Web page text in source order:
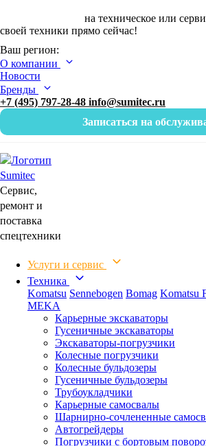
на техническое или
своей техники прямо сейчас!
Ваш регион:
О компании
Новости
Бренды
+7 (495) 797-28-48 info@sumitec.ru
Записаться на
Сервис,
ремонт и
поставка
спецтехники
Услуги и сервис
Техника
Komatsu Sennebogen Bomag Komatsu
MEKA
Карьерные экскаваторы
Гусеничные экскаваторы
Экскаваторы-погрузчики
Колесные погрузчики
Колесные бульдозеры
Гусеничные бульдозеры
Трубоукладчики
Карьерные самосвалы
Шарнирно-сочлененные
Автогрейдеры
Погрузчики с бортовым